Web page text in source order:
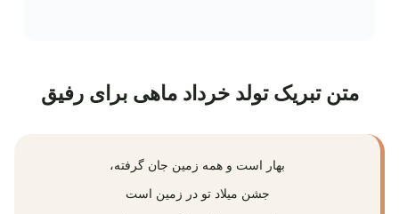
متن تبریک تولد خرداد ماهی برای رفیق
بهار است و همه زمین جان گرفته،
جشن میلاد تو در زمین است